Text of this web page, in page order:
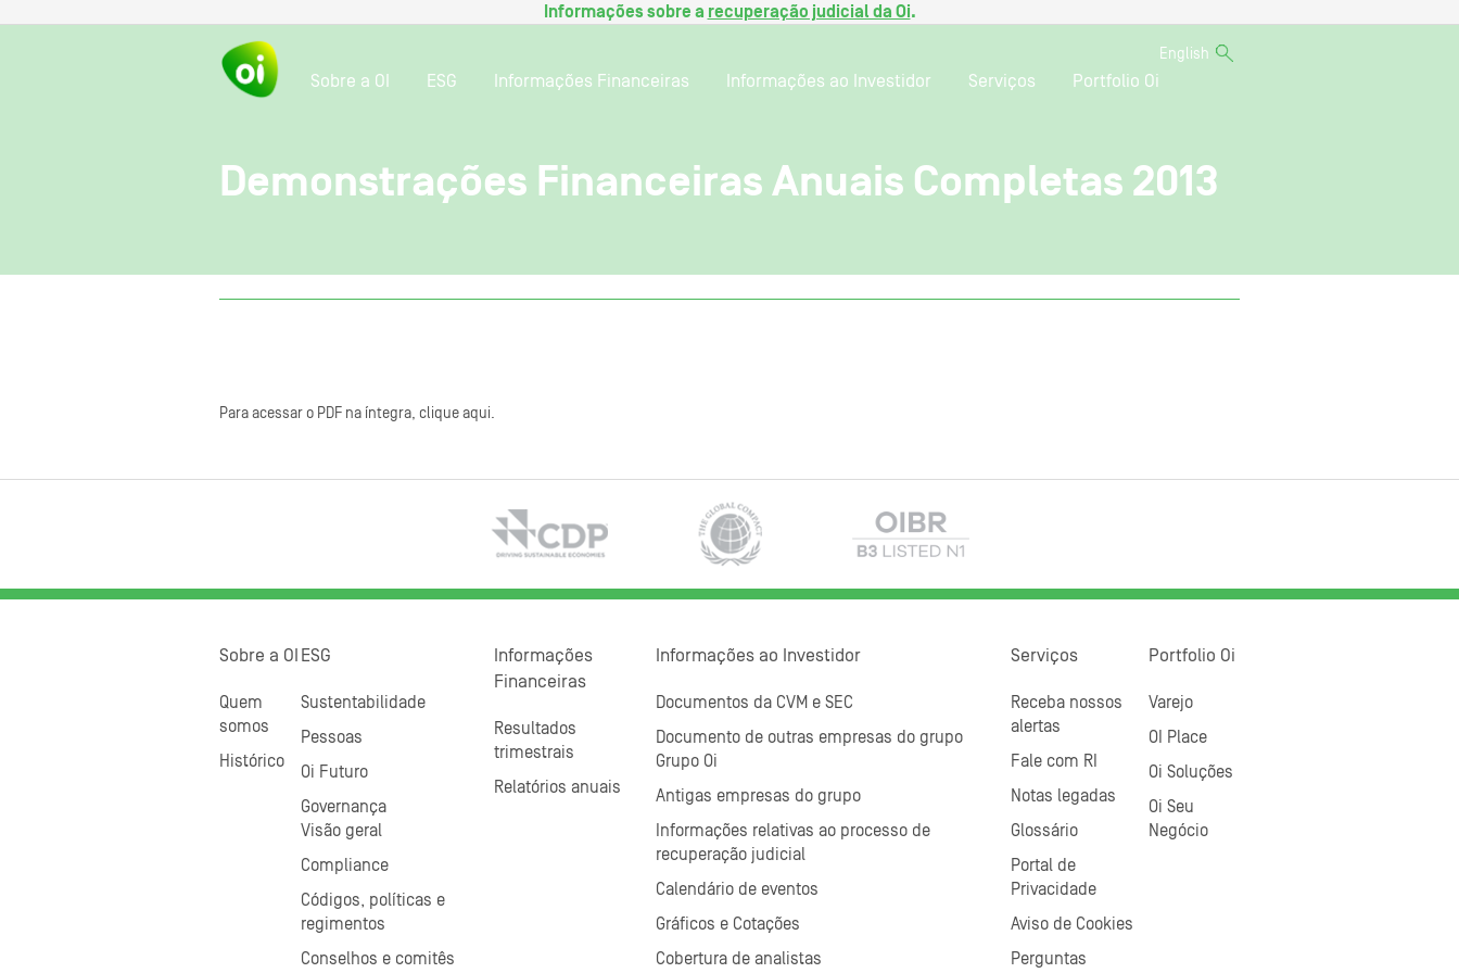
Informações sobre a recuperação judicial da Oi.
English
Sobre a OI ESG Informações Financeiras Informações ao Investidor Serviços Portfolio Oi
Demonstrações Financeiras Anuais Completas 2013
Para acessar o PDF na íntegra, clique aqui.
Sobre a OI
Quem
somos
Histórico
ESG
Sustentabilidade
Pessoas
Oi Futuro
Governança
Visão geral
Compliance
Códigos, políticas e
regimentos
Conselhos e comitês
Informações
Financeiras
Resultados
trimestrais
Relatórios anuais
Informações ao Investidor
Documentos da CVM e SEC
Documento de outras empresas do grupo
Grupo Oi
Antigas empresas do grupo
Informações relativas ao processo de
recuperação judicial
Calendário de eventos
Gráficos e Cotações
Cobertura de analistas
Serviços
Receba nossos
alertas
Fale com RI
Notas legadas
Glossário
Portal de
Privacidade
Aviso de Cookies
Perguntas
Portfolio Oi
Varejo
OI Place
Oi Soluções
Oi Seu
Negócio